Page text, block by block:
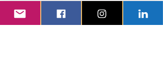
Kontakt medlem